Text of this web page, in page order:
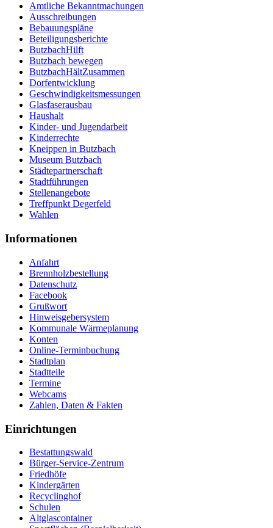
Amtliche Bekanntmachungen
Ausschreibungen
Bebauungspläne
Beteiligungsberichte
ButzbachHilft
Butzbach bewegen
ButzbachHältZusammen
Dorfentwicklung
Geschwindigkeitsmessungen
Glasfaserausbau
Haushalt
Kinder- und Jugendarbeit
Kinderrechte
Kneippen in Butzbach
Museum Butzbach
Städtepartnerschaft
Stadtführungen
Stellenangebote
Treffpunkt Degerfeld
Wahlen
Informationen
Anfahrt
Brennholzbestellung
Datenschutz
Facebook
Grußwort
Hinweisgebersystem
Kommunale Wärmeplanung
Konten
Online-Terminbuchung
Stadtplan
Stadtteile
Termine
Webcams
Zahlen, Daten & Fakten
Einrichtungen
Bestattungswald
Bürger-Service-Zentrum
Friedhöfe
Kindergärten
Recyclinghof
Schulen
Altglascontainer